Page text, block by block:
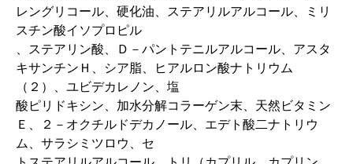
レングリコール、硬化油、ステアリルアルコール、ミリ
スチン酸イソプロピル
、ステアリン酸、Ｄ－パントテニルアルコール、アスタ
キサンチンＨ、シア脂、ヒアルロン酸ナトリウム
（２）、ユビデカレノン、塩
酸ピリドキシン、加水分解コラーゲン末、天然ビタミン
Ｅ、２－オクチルドデカノール、エデト酸二ナトリウ
ム、サラシミツロウ、セ